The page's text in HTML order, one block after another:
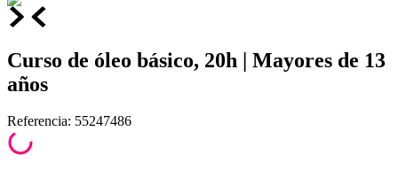
Curso de óleo básico, 20h | Mayores de 13
años
Referencia: 55247486